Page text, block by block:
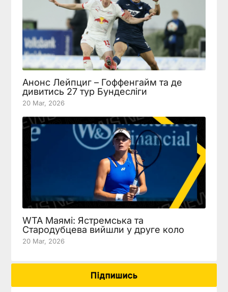
Анонс Лейпциг – Гоффенгайм та де
дивитись 27 тур Бундесліги
20 Mar, 2026
WTA Маямі: Ястремська та
Стародубцева вийшли у друге коло
20 Mar, 2026
Підпишись